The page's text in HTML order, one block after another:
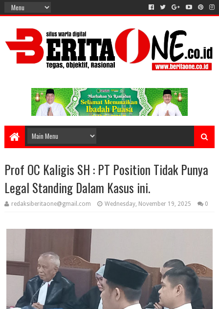
Prof OC Kaligis SH : PT Position Tidak Punya
Legal Standing Dalam Kasus ini.
redaksiberitaone@gmail.com Wednesday, November 19, 2025 0